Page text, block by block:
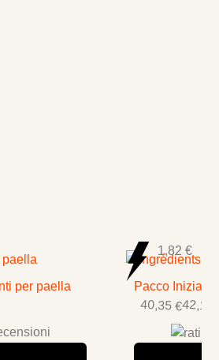
per paella
1,82 €
Pacco
40,35 €42,17